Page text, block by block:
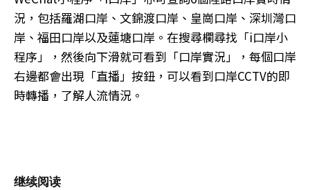
況，包括羅湖口岸、文錦渡口岸、皇崗口岸、深圳灣口
岸、福田口岸以及蓮塘口岸。在搜尋欄尋找「i口岸小
程序」，然後向下滑就可看到「口岸實況」，每個口岸
右邊都會出現「直播」按鈕，可以看到口岸CCTV的即
時轉播，了解人流情況。
继续阅读